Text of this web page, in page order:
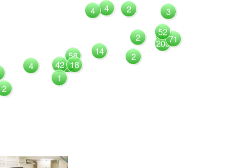
1081
200
122
71
42
52
58
14
4 2
2
4
3
4
18
1
2
2